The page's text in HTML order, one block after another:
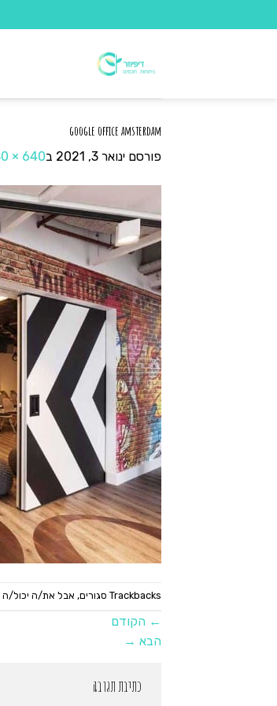
to
google office amsterdam
פורסם ינואר 3, 2021 ב640 × 480
Trackbacks סגורים, אבל את/ה יכול/ה
← הקודם
הבא →
כתיבת תגובה